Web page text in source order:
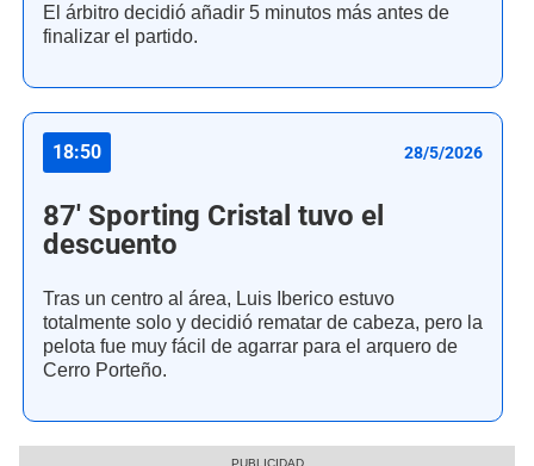
El árbitro decidió añadir 5 minutos más antes de
finalizar el partido.
18:50 28/5/2026
87' Sporting Cristal tuvo el
descuento
Tras un centro al área, Luis Iberico estuvo
totalmente solo y decidió rematar de cabeza, pero la
pelota fue muy fácil de agarrar para el arquero de
Cerro Porteño.